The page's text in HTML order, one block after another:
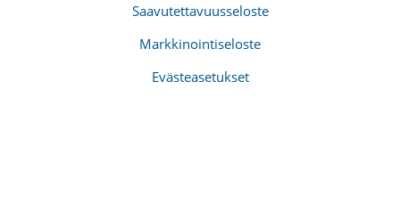
Saavutettavuusseloste
Markkinointiseloste
Evästeasetukset